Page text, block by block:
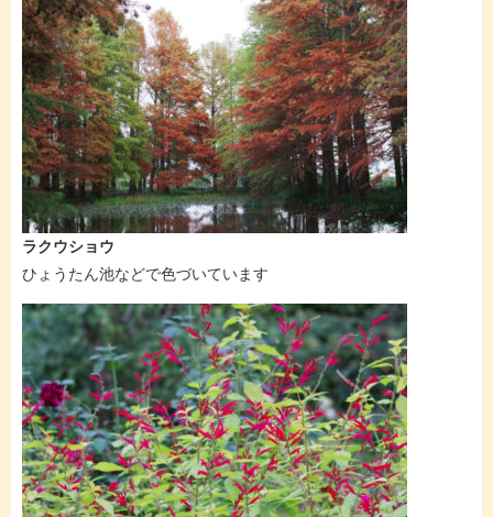
ラクウショウ
ひょうたん池などで色づいています